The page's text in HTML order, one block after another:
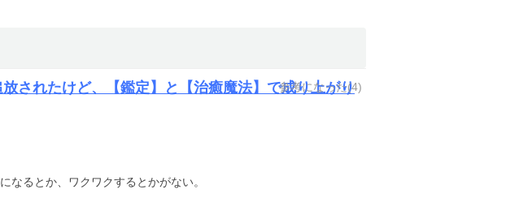
されたけど、【鑑定】と【治癒魔法】で成り上がり
参考になった(4)
なるとか、ワクワクするとかがない。